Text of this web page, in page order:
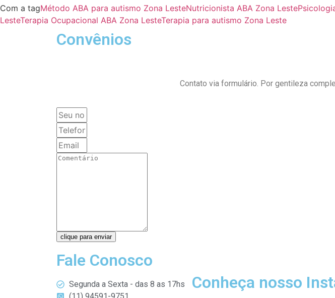
Com a tagMétodo ABA para autismo Zona LesteNutricionista ABA Zona Leste
LesteTerapia Ocupacional ABA Zona LesteTerapia para autismo Zona Leste
Convênios
Contato via formulário. Por gentileza
clique para enviar
Fale Conosco
Segunda a Sexta - das 8 as 17hs
Conheça nosso